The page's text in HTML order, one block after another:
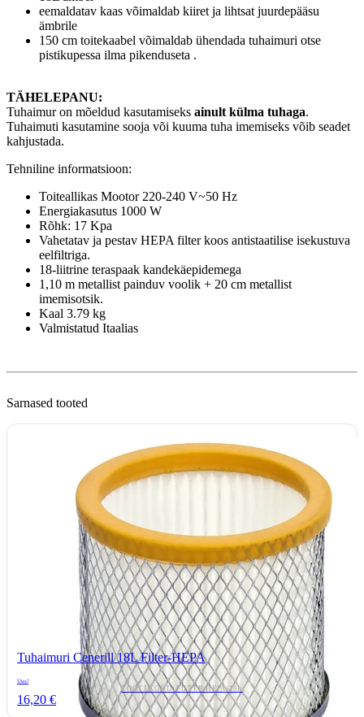
eemaldatav kaas võimaldab kiiret ja lihtsat juurdepääsu
ämbrile
150 cm toitekaabel võimaldab ühendada tuhaimuri otse
pistikupessa ilma pikenduseta .
TÄHELEPANU:
Tuhaimur on mõeldud kasutamiseks ainult külma tuhaga.
Tuhaimuti kasutamine sooja või kuuma tuha imemiseks võib seadet
kahjustada.
Tehniline informatsioon:
Toiteallikas Mootor 220-240 V~50 Hz
Energiakasutus 1000 W
Rõhk: 17 Kpa
Vahetatav ja pestav HEPA filter koos antistaatilise isekustuva
eelfiltriga.
18-liitrine teraspaak kandekäepidemega
1,10 m metallist painduv voolik + 20 cm metallist
imemisotsik.
Kaal 3.79 kg
Valmistatud Itaalias
Sarnased tooted
Tuhaimuri Cenerill 18L Filter-HEPA
Uus!
TOOTEKOOD: FILTER-HEPA-18L
16,20 €